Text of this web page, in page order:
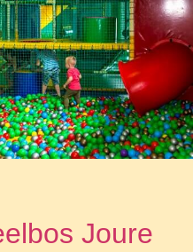
Joure